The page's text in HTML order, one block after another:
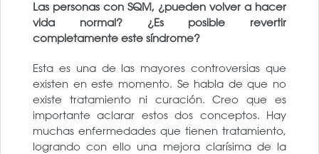
Las personas con SQM, ¿pueden volver a hacer
vida normal? ¿Es posible revertir
completamente este síndrome?
Esta es una de las mayores controversias que
existen en este momento. Se habla de que no
existe tratamiento ni curación. Creo que es
importante aclarar estos dos conceptos. Hay
muchas enfermedades que tienen tratamiento,
logrando con ello una mejora clarísima de la